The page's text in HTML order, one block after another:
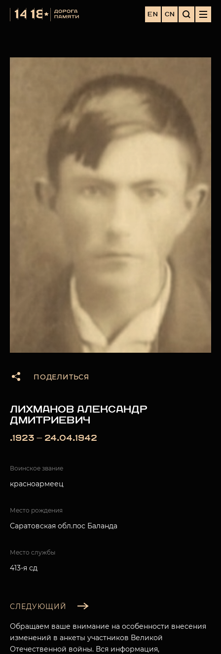
EN CN
ПОДЕЛИТЬСЯ
ЛИХМАНОВ АЛЕКСАНДР
ДМИТРИЕВИЧ
.1923 — 24.04.1942
Воинское звание
красноармеец
Место рождения
Саратовская обл.пос Баланда
Место службы
413-я сд
СЛЕДУЮЩИЙ
Обращаем ваше внимание на особенности внесения
изменений в анкеты участников Великой
Отечественной войны. Вся информация,